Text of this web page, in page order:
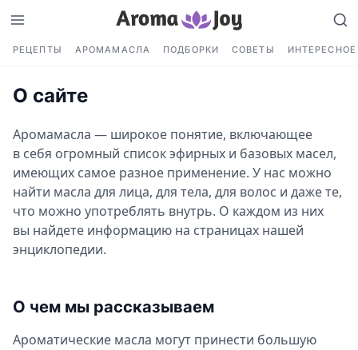
РЕЦЕПТЫ АРОМАМАСЛА ПОДБОРКИ СОВЕТЫ ИНТЕРЕСНОЕ
О сайте
Аромамасла — широкое понятие, включающее
в себя огромный список эфирных и базовых масел,
имеющих самое разное применение. У нас можно
найти масла для лица, для тела, для волос и даже те,
что можно употреблять внутрь. О каждом из них
вы найдете информацию на страницах нашей
энциклопедии.
О чем мы рассказываем
Ароматические масла могут принести большую